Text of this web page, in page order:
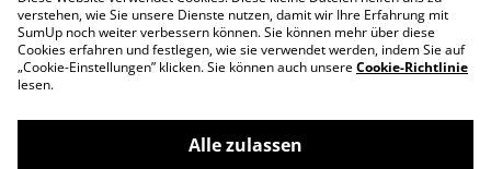
Impressum
verstehen, wie Sie unsere Dienste nutzen, damit wir Ihre Erfahrung mit
SumUp noch weiter verbessern können. Sie können mehr über diese
Cookies erfahren und festlegen, wie sie verwendet werden, indem Sie auf
„Cookie-Einstellungen” klicken. Sie können auch unsereCookie-Richtlinie
lesen.
Alle zulassen